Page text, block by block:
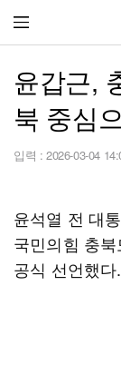
윤갑근,
북 중심
입력 : 2026-03-04
윤석열 전 대
국민의힘 충
공식 선언했다.